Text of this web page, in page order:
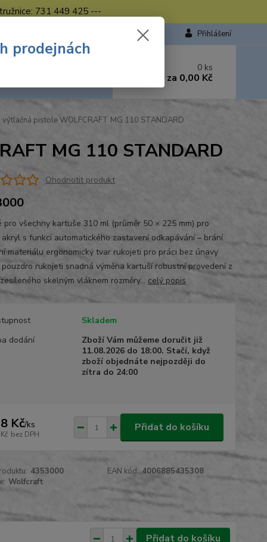
731 449 425 ---
Přihlášení
si rady? Zavolejte.
0 ks
za 0,00 Kč
výtlačná pistole WOLFCRAFT MG 110 STANDARD
MG 110 STANDARD
Ohodnotit produkt
pro všechny kartuše 310 ml (průměr 50 × 225 mm) pro
akryl s funkcí automatického zastavení odkapávání – brání
materiálu ergonomický tvar rukojeti pro práci bez únavy
rukojeti snadná výměna kartuší robustní provedení z
skelným vláknem rozměry... celý popis
Skladem
dodání
Zboží Vám můžeme doručit již
11.08.2026 do 18:00. Stačí, když
zboží objednáte nejpozději do
zítra do 24:00
Kč/ks
bez DPH
Přidat do košíku
4353000 EAN kód: 4006885435308
Wolfcraft
Přidat do košíku
prodejnách